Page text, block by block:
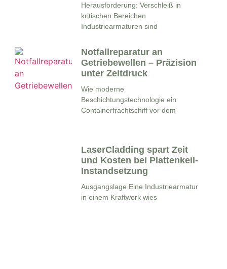
Herausforderung: Verschleiß in
kritischen Bereichen
Industriearmaturen sind
Notfallreparatur an
Getriebewellen – Präzision
unter Zeitdruck
Wie moderne
Beschichtungstechnologie ein
Containerfrachtschiff vor dem
LaserCladding spart Zeit
und Kosten bei Plattenkeil-
Instandsetzung
Ausgangslage Eine Industriearmatur
in einem Kraftwerk wies